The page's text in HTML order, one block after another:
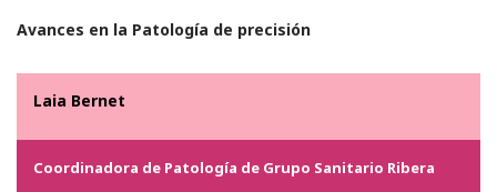
Avances en la Patología de precisión
Laia Bernet
Coordinadora de Patología de Grupo Sanitario Ribera